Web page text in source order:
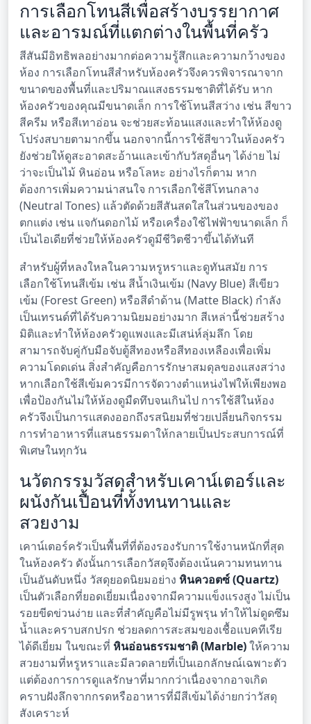
การเลือกโทนสีเพื่อสร้างบรรยากาศ
และอารมณ์ที่แตกต่างในพื้นที่ครัว
สีสันมีอิทธิพลอย่างมากต่อความรู้สึกและความกว้างของ
ห้อง การเลือกโทนสีสำหรับห้องครัวจึงควรพิจารณาจาก
ขนาดของพื้นที่และปริมาณแสงธรรมชาติที่ได้รับ หาก
ห้องครัวของคุณมีขนาดเล็ก การใช้โทนสีสว่าง เช่น สีขาว
สีครีม หรือสีเทาอ่อน จะช่วยสะท้อนแสงและทำให้ห้องดู
โปร่งสบายตามากขึ้น นอกจากนี้การใช้สีขาวในห้องครัว
ยังช่วยให้ดูสะอาดสะอ้านและเข้ากับวัสดุอื่นๆ ได้ง่าย ไม่
ว่าจะเป็นไม้ หินอ่อน หรือโลหะ อย่างไรก็ตาม หาก
ต้องการเพิ่มความน่าสนใจ การเลือกใช้สีโทนกลาง
(Neutral Tones) แล้วตัดด้วยสีสันสดใสในส่วนของของ
ตกแต่ง เช่น แจกันดอกไม้ หรือเครื่องใช้ไฟฟ้าขนาดเล็ก ก็
เป็นไอเดียที่ช่วยให้ห้องครัวดูมีชีวิตชีวาขึ้นได้ทันที
สำหรับผู้ที่หลงใหลในความหรูหราและดูทันสมัย การ
เลือกใช้โทนสีเข้ม เช่น สีน้ำเงินเข้ม (Navy Blue) สีเขียว
เข้ม (Forest Green) หรือสีดำด้าน (Matte Black) กำลัง
เป็นเทรนด์ที่ได้รับความนิยมอย่างมาก สีเหล่านี้ช่วยสร้าง
มิติและทำให้ห้องครัวดูแพงและมีเสน่ห์ลุ่มลึก โดย
สามารถจับคู่กับมือจับตู้สีทองหรือสีทองเหลืองเพื่อเพิ่ม
ความโดดเด่น สิ่งสำคัญคือการรักษาสมดุลของแสงสว่าง
หากเลือกใช้สีเข้มควรมีการจัดวางตำแหน่งไฟให้เพียงพอ
เพื่อป้องกันไม่ให้ห้องดูมืดทึบจนเกินไป การใช้สีในห้อง
ครัวจึงเป็นการแสดงออกถึงรสนิยมที่ช่วยเปลี่ยนกิจกรรม
การทำอาหารที่แสนธรรมดาให้กลายเป็นประสบการณ์ที่
พิเศษในทุกวัน
นวัตกรรมวัสดุสำหรับเคาน์เตอร์และ
ผนังกันเปื้อนที่ทั้งทนทานและ
สวยงาม
เคาน์เตอร์ครัวเป็นพื้นที่ที่ต้องรองรับการใช้งานหนักที่สุด
ในห้องครัว ดังนั้นการเลือกวัสดุจึงต้องเน้นความทนทาน
เป็นอันดับหนึ่ง วัสดุยอดนิยมอย่าง หินควอตซ์ (Quartz)
เป็นตัวเลือกที่ยอดเยี่ยมเนื่องจากมีความแข็งแรงสูง ไม่เป็น
รอยขีดข่วนง่าย และที่สำคัญคือไม่มีรูพรุน ทำให้ไม่ดูดซึม
น้ำและคราบสกปรก ช่วยลดการสะสมของเชื้อแบคทีเรีย
ได้ดีเยี่ยม ในขณะที่ หินอ่อนธรรมชาติ (Marble)ให้ความ
สวยงามที่หรูหราและมีลวดลายที่เป็นเอกลักษณ์เฉพาะตัว
แต่ต้องการการดูแลรักษาที่มากกว่าเนื่องจากอาจเกิด
คราบฝังลึกจากกรดหรืออาหารที่มีสีเข้มได้ง่ายกว่าวัสดุ
สังเคราะห์